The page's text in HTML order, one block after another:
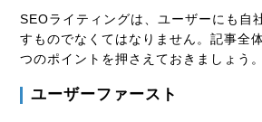
SEOライティングは、ユーザーにも自
すものでなくてはなりません。記事全
つのポイントを押さえておきましょう。
ユーザーファースト